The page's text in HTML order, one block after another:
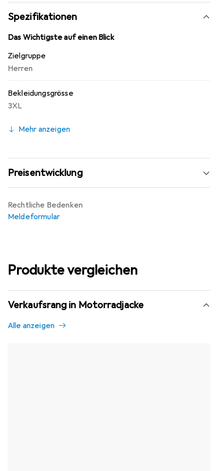
Spezifikationen
Das Wichtigste auf einen Blick
Zielgruppe
Herren
Bekleidungsgrösse
3XL
Mehr anzeigen
Preisentwicklung
Rechtliche Bedenken
Meldeformular
Produkte vergleichen
Verkaufsrang in Motorradjacke
Alle anzeigen